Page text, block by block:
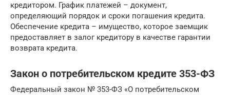
кредитором. График платежей – документ,
определяющий порядок и сроки погашения кредита.
Обеспечение кредита – имущество, которое заемщик
предоставляет в залог кредитору в качестве гарантии
возврата кредита.
Закон о потребительском кредите 353-ФЗ
Федеральный закон № 353-ФЗ «О потребительском